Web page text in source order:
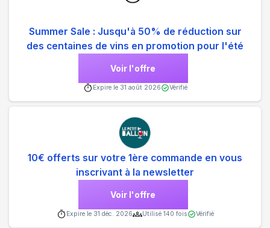
Summer Sale : Jusqu'à 50% de réduction sur
des centaines de vins en promotion pour l'été
Voir l'offre
Expire le 31 août 2026 Vérifié
10€ offerts sur votre 1ère commande en vous
inscrivant à la newsletter
Voir l'offre
Expire le 31 déc. 2026 Utilisé 140 fois Vérifié